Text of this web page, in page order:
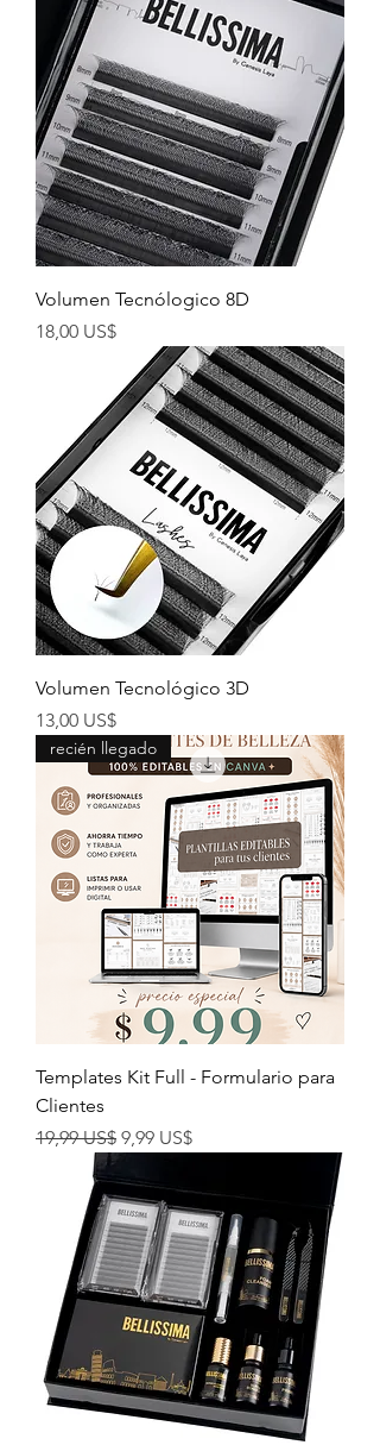
Volumen Tecnólogico 8D
Precio
18,00 US$
Volumen Tecnológico 3D
Precio
13,00 US$
recién llegado
Templates Kit Full - Formulario para
Clientes
Precio
19,99 US$ Precio de oferta
9,99 US$